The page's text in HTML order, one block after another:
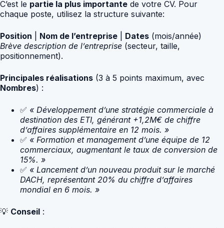
C’est le partie la plus importante de votre CV. Pour
chaque poste, utilisez la structure suivante:
Position Nom de l’entreprise Dates (mois/année)
Brève description de l’entreprise (secteur, taille,
positionnement).
Principales réalisations (3 à 5 points maximum, avec
Nombres) :
✅ « Développement d’une stratégie commerciale à
destination des ETI, générant +1,2M€ de chiffre
d’affaires supplémentaire en 12 mois. »
✅ « Formation et management d’une équipe de 12
commerciaux, augmentant le taux de conversion de
15%. »
✅ « Lancement d’un nouveau produit sur le marché
DACH, représentant 20% du chiffre d’affaires
mondial en 6 mois. »
💡 Conseil :